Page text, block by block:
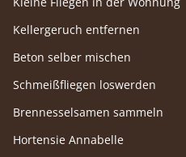
Kellergeruch entfernen
Beton selber mischen
Schmeißfliegen loswerden
Brennesselsamen sammeln
Hortensie Annabelle